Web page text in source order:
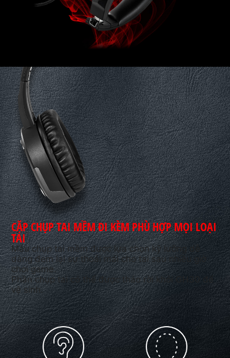
CẶP CHỤP TAI MỀM ĐI KÈM PHÙ HỢP MỌI LOẠI
TAI
Mẫu chụp tai mềm được lựa chọn kỹ lưỡng dễ
dàng đem lại sự thoải mái cho tai sau nhiều giờ
chơi game.
Phần chụp tai có thể được tháo rời khỏi GH30 để
vệ sinh.